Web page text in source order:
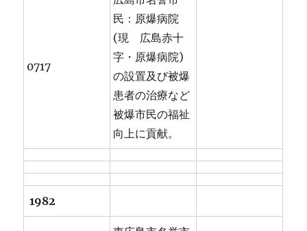
0717
民：原爆病院
(現 広島赤十
字・原爆病院)
の設置及び被爆
患者の治療など
被爆市民の福祉
向上に貢献。
1982